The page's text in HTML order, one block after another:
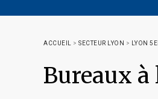
ACCUEIL > SECTEUR LYON > LYON
Bureaux à